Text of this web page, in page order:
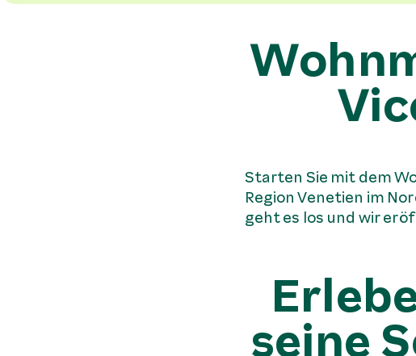
Starten Sie mit dem
Region Venetien im
geht es los und wir
seine